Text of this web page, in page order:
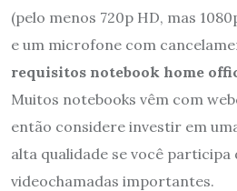
(pelo menos 720p HD, mas
e um microfone com
requisitos notebook home
Muitos notebooks vêm com
então considere investir em
alta qualidade se você participa
videochamadas importantes.